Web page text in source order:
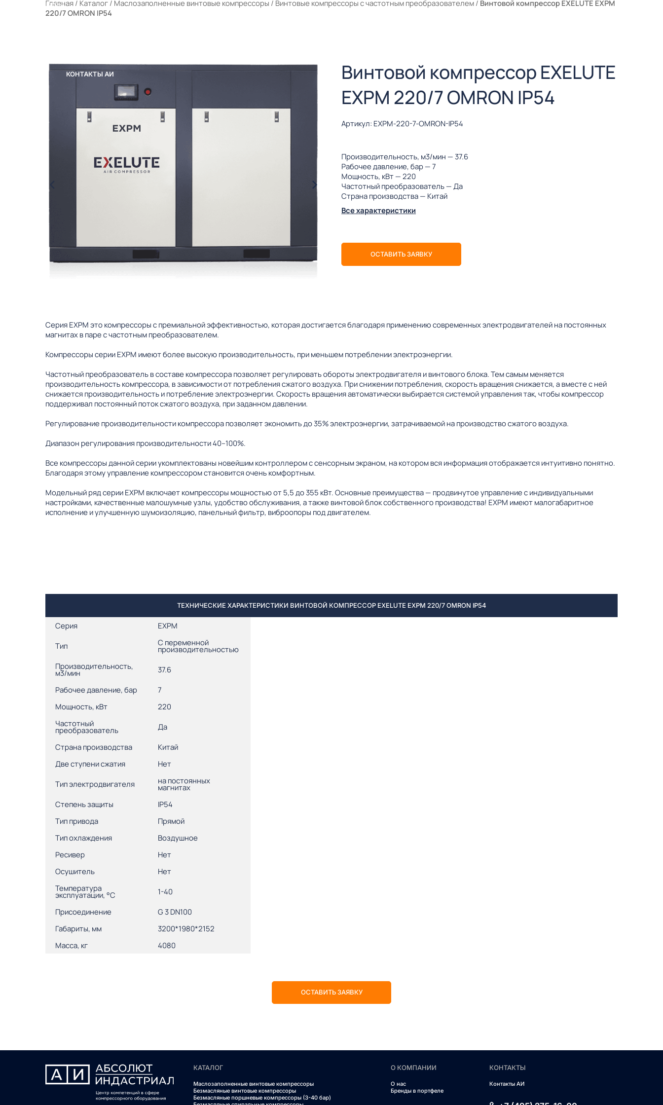
Главная / Каталог / Маслозаполненные винтовые компрессоры / Винтовые компрессоры с частотным преобразователем / Винтовой компрессор EXELUTE EXPM
220/7 OMRON IP54
Винтовой компрессор EXELUTE
EXPM 220/7 OMRON IP54
Артикул: EXPM-220-7-OMRON-IP54
Производительность, м3/мин — 37.6
Рабочее давление, бар — 7
Мощность, кВт — 220
Частотный преобразователь — Да
Страна производства — Китай
Все характеристики
ОСТАВИТЬ ЗАЯВКУ
Серия EXPM это компрессоры с премиальной эффективностью, которая достигается благодаря применению современных электродвигателей на постоянных
магнитах в паре с частотным преобразователем.
Компрессоры серии EXPM имеют более высокую производительность, при меньшем потреблении электроэнергии.
Частотный преобразователь в составе компрессора позволяет регулировать обороты электродвигателя и винтового блока. Тем самым меняется
производительность компрессора, в зависимости от потребления сжатого воздуха. При снижении потребления, скорость вращения снижается, а вместе с ней
снижается производительность и потребление электроэнергии. Скорость вращения автоматически выбирается системой управления так, чтобы компрессор
поддерживал постоянный поток сжатого воздуха, при заданном давлении.
Регулирование производительности компрессора позволяет экономить до 35% электроэнергии, затрачиваемой на производство сжатого воздуха.
Диапазон регулирования производительности 40–100%.
Все компрессоры данной серии укомплектованы новейшим контроллером с сенсорным экраном, на котором вся информация отображается интуитивно понятно.
Благодаря этому управление компрессором становится очень комфортным.
Модельный ряд серии EXPM включает компрессоры мощностью от 5,5 до 355 кВт. Основные преимущества — продвинутое управление с индивидуальными
настройками, качественные малошумные узлы, удобство обслуживания, а также винтовой блок собственного производства! EXPM имеют малогабаритное
исполнение и улучшенную шумоизоляцию, панельный фильтр, виброопоры под двигателем.
ТЕХНИЧЕСКИЕ ХАРАКТЕРИСТИКИ ВИНТОВОЙ КОМПРЕССОР EXELUTE EXPM 220/7 OMRON IP54
Серия EXPM
Тип С переменной
производительностью
Производительность,
м3/мин 37.6
Рабочее давление, бар
7
Мощность, кВт
220
Частотный
преобразователь Да
Страна производства
Китай
Две ступени сжатия
Нет
Тип электродвигателя на постоянных
магнитах
Степень защиты
IP54
Тип привода
Прямой
Тип охлаждения
Воздушное
Ресивер
Нет
Осушитель
Нет
Температура
эксплуатации, °С 1-40
Присоединение
G 3 DN100
Габариты, мм
3200*1980*2152
Масса, кг
4080
ОСТАВИТЬ ЗАЯВКУ
КАТАЛОГ
Маслозаполненные винтовые компрессоры
Безмасляные винтовые компрессоры
Безмасляные поршневые компрессоры (3-40 бар)
О КОМПАНИИ
О нас
Бренды в портфеле
КОНТАКТЫ
Контакты АИ
ФИЛЬТРЫ
КОНТАКТЫ АИ